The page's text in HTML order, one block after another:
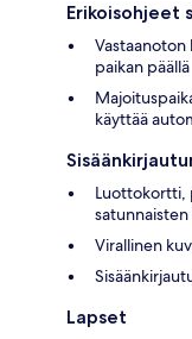
Erikoisohjeet
Vastaanoton
paikan päällä
käyttää
Luottokortti,
Virallinen
Lapset